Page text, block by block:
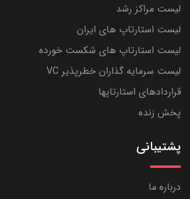
لیست مراکز رشد
لیست استارتاپ های ایران
لیست استارتاپ های شکست خورده
لیست سرمایه گذاران خطرپذیر VC
قراردادهای استارتاپها
پخش زنده
پشتیبانی
درباره ما